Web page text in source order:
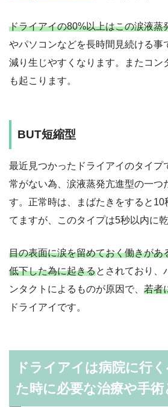
ドライアイの80%以上はこの涙液蒸
やパソコンなどを長時間見続ける事
減り生じやすくなります。またコン
も起こります。
BUT短縮型
最近見つかったドライアイのタイプ
常がない為、涙液蒸発亢進型の一つ
す。正常時は、まばたきをすると10
てますが、このタイプは5秒以内に乾
目の表面に涙を留めておく働きがあ
低下した為に起きるとされており、
ンタクトによるものが原因で、 若者
ドライアイです。
ドライアイは病院に行
た時に必要な治療や手術